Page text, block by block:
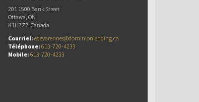
201 1500 Bank Street
Ottawa, ON
K1H7Z2, Canada
Courriel: edevarennes@dominionlending.ca
Téléphone: 613-720-4233
Mobile: 613-720-4233